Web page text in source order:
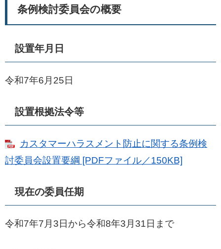
条例検討委員会の概要
設置年月日
令和7年6月25日
設置根拠法令等
カスタマーハラスメント防止に関する条例検
討委員会設置要綱 [PDFファイル／150KB]
現在の委員任期
令和7年7月3日から令和8年3月31日まで